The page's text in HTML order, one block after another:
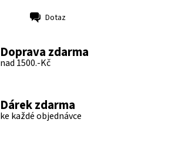
Dotaz
Doprava zdarma
nad 1500.-Kč
Dárek zdarma
ke každé objednávce